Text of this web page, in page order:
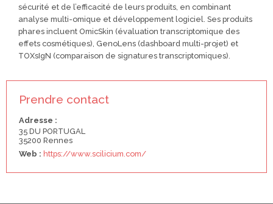
sécurité et de l’efficacité de leurs produits, en combinant
analyse multi-omique et développement logiciel. Ses produits
phares incluent OmicSkin (évaluation transcriptomique des
effets cosmétiques), GenoLens (dashboard multi-projet) et
TOXsIgN (comparaison de signatures transcriptomiques).
Prendre contact
Adresse :
35 DU PORTUGAL
35200 Rennes
Web : https://www.scilicium.com/